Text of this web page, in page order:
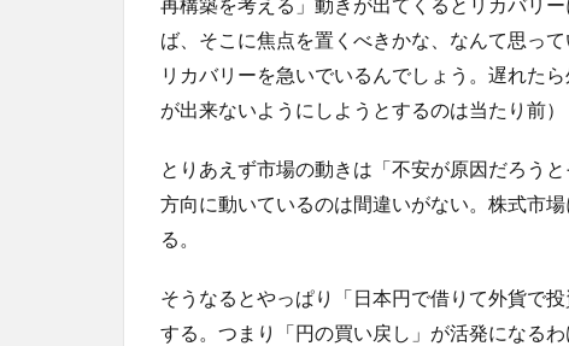
再構築を考える」動きが出てくるとリカバリ
ば、そこに焦点を置くべきかな、なんて思っ
リカバリーを急いでいるんでしょう。遅れた
が出来ないようにしようとするのは当たり前）
とりあえず市場の動きは「不安が原因だろう
方向に動いているのは間違いがない。株式市
る。
そうなるとやっぱり「日本円で借りて外貨で
する。つまり「円の買い戻し」が活発になる